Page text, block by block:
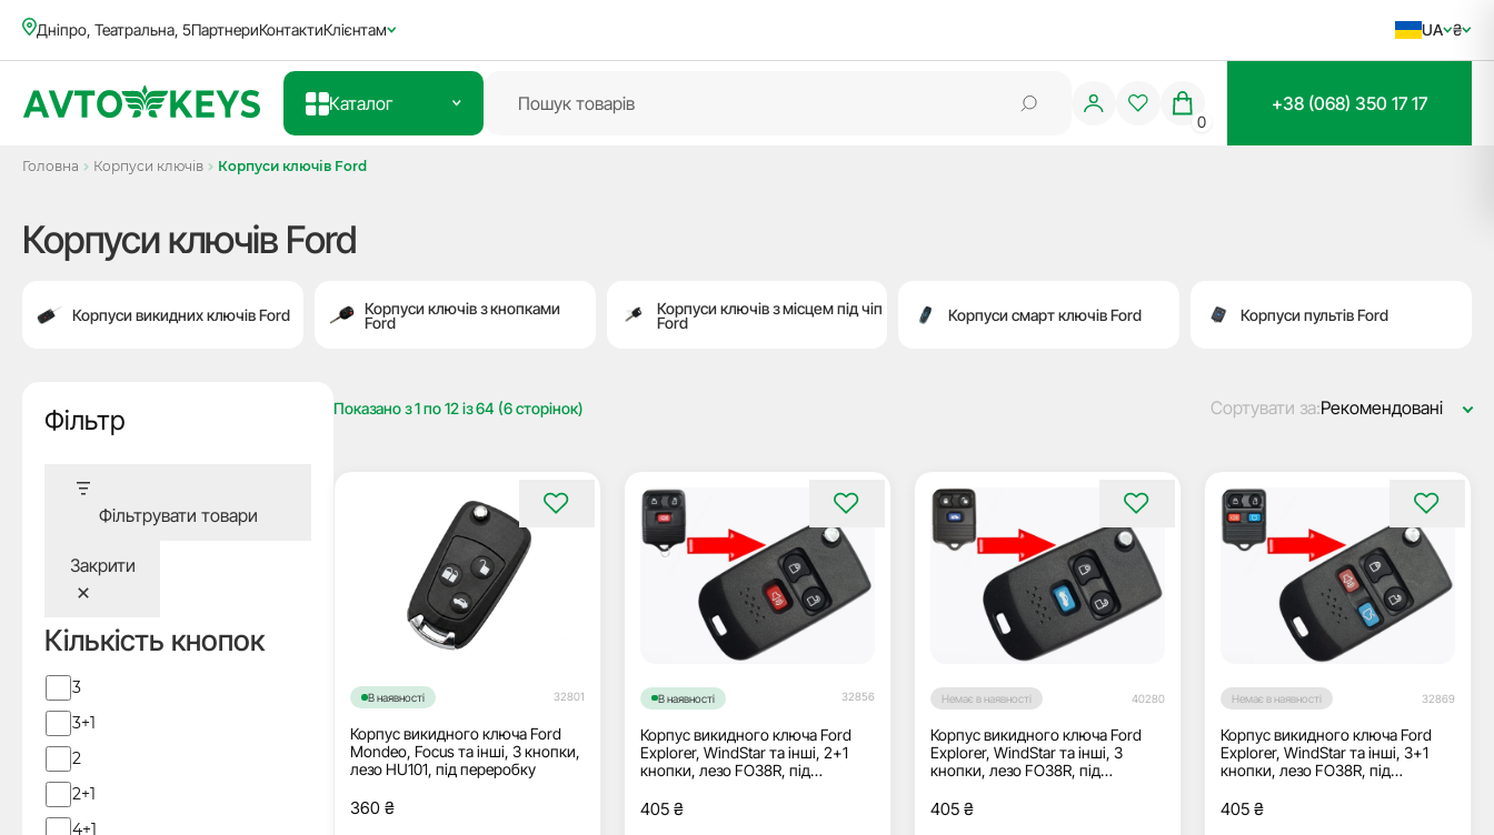
Дніпро, Театральна, 5ПартнериКонтактиКлієнтам UA ₴
Каталог
0
+38 (068) 350 17 17
Головна Корпуси ключів Корпуси ключів Ford
Корпуси ключів Ford
Корпуси викидних ключів Ford Корпуси ключів з кнопками
Ford
Корпуси ключів з місцем під чіп
Ford Корпуси смарт ключів Ford Корпуси пультів Ford
Фільтр
Фільтрувати товари
Закрити
Кількість кнопок
Кількість
кнопок
3
3+1
2
2+1
4+1
Показано з1по12із64 (6 сторінок) Сортувати за:Рекомендовані
В наявності 32801
Корпус викидного ключa Ford
Mondeo, Focus та інші, 3 кнопки,
лезо HU101, під переробку
360 ₴
В наявності 32856
Корпус викидного ключа Ford
Explorer, WindStar та інші, 2+1
кнопки, лезо FO38R, під
405 ₴
Немає в наявності 40280
Корпус викидного ключа Ford
Explorer, WindStar та інші, 3
кнопки, лезо FO38R, під
405 ₴
Немає в наявності 32869
Корпус викидного ключа Ford
Explorer, WindStar та інші, 3+1
кнопки, лезо FO38R, під
405 ₴